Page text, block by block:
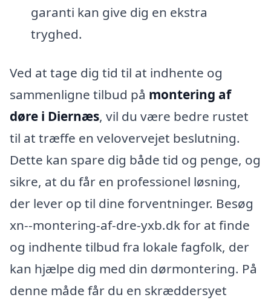
garanti kan give dig en ekstra
tryghed.
Ved at tage dig tid til at indhente og
sammenligne tilbud på montering af
døre i Diernæs, vil du være bedre rustet
til at træffe en velovervejet beslutning.
Dette kan spare dig både tid og penge, og
sikre, at du får en professionel løsning,
der lever op til dine forventninger. Besøg
xn--montering-af-dre-yxb.dk for at finde
og indhente tilbud fra lokale fagfolk, der
kan hjælpe dig med din dørmontering. På
denne måde får du en skræddersyet